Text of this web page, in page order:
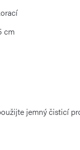
cm
jemný čisticí